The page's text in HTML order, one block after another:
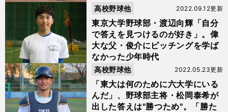
東京大学野球部・渡辺向輝「自分
で答えを見つけるのが好き」。偉
大な父・俊介にピッチングを学ば
なかった少年時代
2022.09.12更新
高校野球他
「東大は何のために六大学にいる
んだ」、野球部主将・松岡泰希が
出した答えは"勝つため"。「勝た
2022.05.23更新
高校野球他